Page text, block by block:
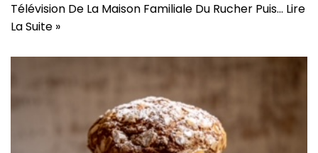
Télévision De La Maison Familiale Du Rucher Puis… Lire
La Suite »